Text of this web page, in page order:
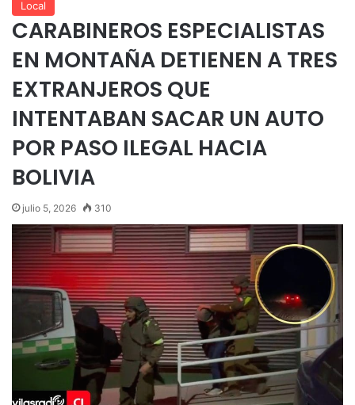
Local
CARABINEROS ESPECIALISTAS
EN MONTAÑA DETIENEN A TRES
EXTRANJEROS QUE
INTENTABAN SACAR UN AUTO
POR PASO ILEGAL HACIA
BOLIVIA
julio 5, 2026 310